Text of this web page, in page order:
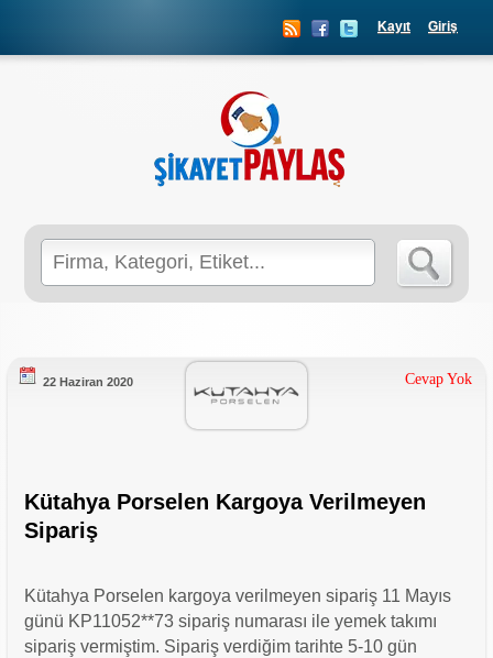
Kayıt Giriş
for:
22 Haziran 2020 Cevap Yok
Kütahya Porselen Kargoya Verilmeyen
Sipariş
Kütahya Porselen kargoya verilmeyen sipariş 11 Mayıs
günü KP11052**73 sipariş numarası ile yemek takımı
sipariş vermiştim. Sipariş verdiğim tarihte 5-10 gün